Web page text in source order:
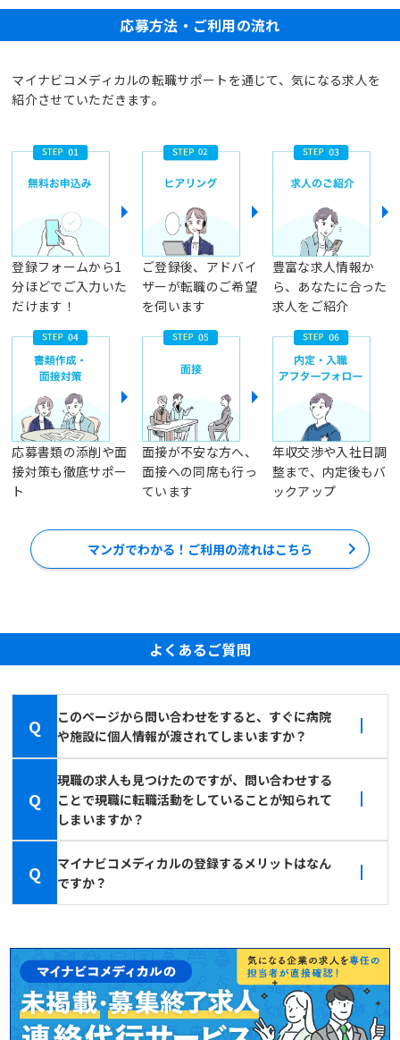
応募方法・ご利用の流れ
マイナビコメディカルの転職サポートを通じて、気になる求人を
紹介させていただきます。
登録フォームから1
分ほどでご入力いた
だけます！
ご登録後、アドバイ
ザーが転職のご希望
を伺います
豊富な求人情報か
ら、あなたに合った
求人をご紹介
応募書類の添削や面
接対策も徹底サポー
ト
面接が不安な方へ、
面接への同席も行っ
ています
年収交渉や入社日調
整まで、内定後もバ
ックアップ
マンガでわかる！ご利用の流れはこちら
よくあるご質問
Q
このページから問い合わせをすると、すぐに病院
や施設に個人情報が渡されてしまいますか？
Q
現職の求人も見つけたのですが、問い合わせする
ことで現職に転職活動をしていることが知られて
しまいますか？
Q
マイナビコメディカルの登録するメリットはなん
ですか？